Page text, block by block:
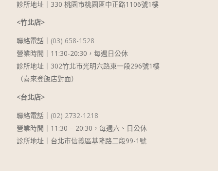
診所地址｜330 桃園市桃園區中正路1106號1樓
<竹北店>
聯絡電話｜ (03) 658-1528
營業時間｜11:30-20:30，每週日公休
診所地址｜302竹北市光明六路東一段296號1樓
（喜來登飯店對面）
<台北店>
聯絡電話｜ (02) 2732-1218
營業時間｜ 11:30 – 20:30 ，每週六、日公休
診所地址｜台北市信義區基隆路二段99-1號